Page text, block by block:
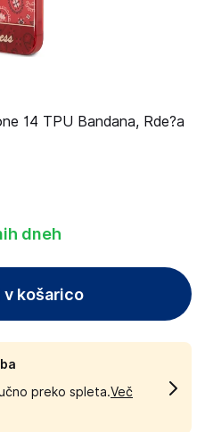
14 TPU Bandana, Rde?a
dneh
v košarico
preko spleta.Več